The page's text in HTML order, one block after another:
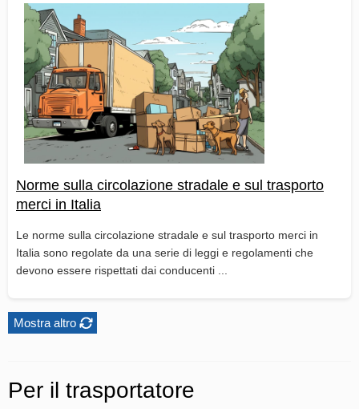
Norme sulla circolazione stradale e sul trasporto
merci in Italia
Le norme sulla circolazione stradale e sul trasporto merci in
Italia sono regolate da una serie di leggi e regolamenti che
devono essere rispettati dai conducenti ...
Mostra altro
Per il trasportatore